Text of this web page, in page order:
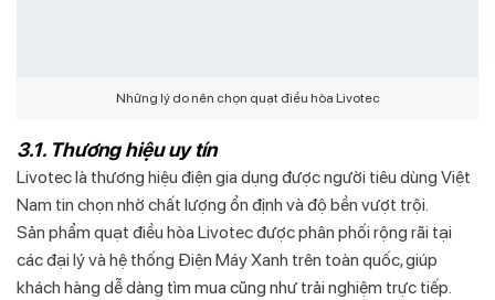
Những lý do nên chọn quạt điều hòa Livotec
3.1. Thương hiệu uy tín
Livotec là thương hiệu điện gia dụng được người tiêu dùng Việt
Nam tin chọn nhờ chất lượng ổn định và độ bền vượt trội.
Sản phẩm quạt điều hòa Livotec được phân phối rộng rãi tại
các đại lý và hệ thống Điện Máy Xanh trên toàn quốc, giúp
khách hàng dễ dàng tìm mua cũng như trải nghiệm trực tiếp.